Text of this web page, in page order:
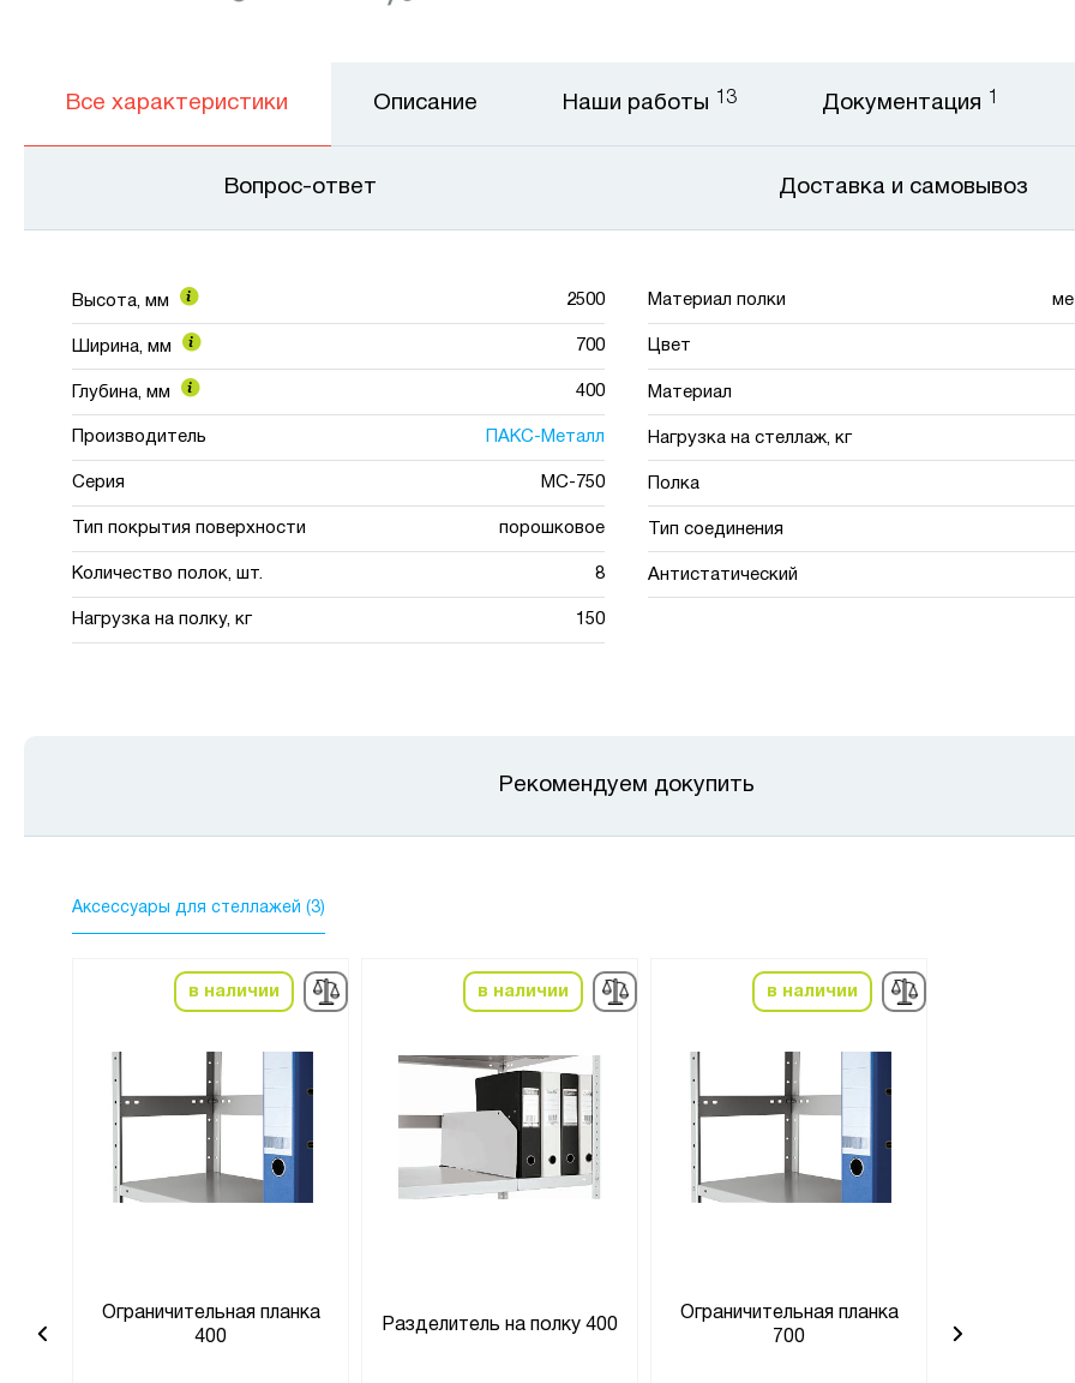
Все характеристики
Высота, мм 2500
Ширина, мм 700
Глубина, мм 400
Производитель ПАКС-Металл
Серия МС-750
Тип покрытия поверхности порошковое
Количество полок, шт. 8
Нагрузка на полку, кг 150
Материал полки
Цвет
Материал
Нагрузка на стеллаж, кг
Полка
Тип соединения
Антистатический
Описание Наши работы 13 Документация 1
Вопрос-ответ Доставка и самовывоз
Рекомендуем докупить
Аксессуары для стеллажей (3)
в наличии
Ограничительная планка
400
в наличии
Разделитель на полку 400
в наличии
Ограничительная планка
700